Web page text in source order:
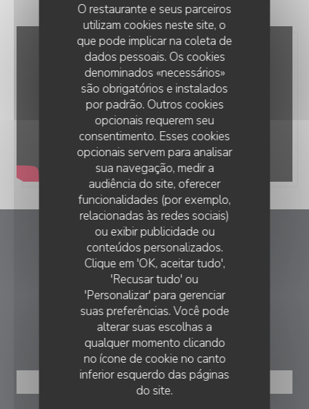
O restaurante e seus parceiros
utilizam cookies neste site, o
que pode implicar na coleta de
dados pessoais. Os cookies
denominados «necessários»
são obrigatórios e instalados
por padrão. Outros cookies
opcionais requerem seu
consentimento. Esses cookies
opcionais servem para analisar
sua navegação, medir a
audiência do site, oferecer
funcionalidades (por exemplo,
relacionadas às redes sociais)
ou exibir publicidade ou
conteúdos personalizados.
Clique em 'OK, aceitar tudo',
'Recusar tudo' ou
'Personalizar' para gerenciar
suas preferências. Você pode
alterar suas escolhas a
qualquer momento clicando
no ícone de cookie no canto
inferior esquerdo das páginas
do site.
TY-GASNOU
27 place general Leclerc 29630 PLOUGASNOU
06 32 93 47 23
RESERVA
RESERVAR UMA MESA
TY-GASNOU